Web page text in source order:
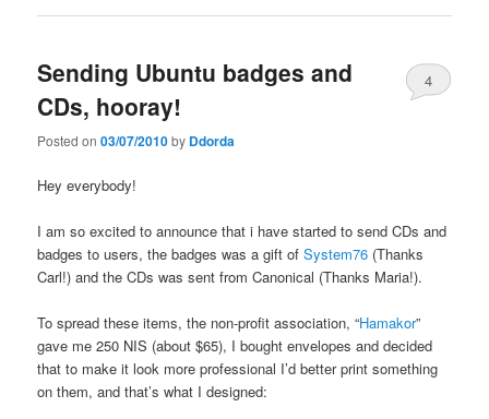
Sending Ubuntu badges and
CDs, hooray!
Posted on03/07/2010by Ddorda
4
Hey everybody!
I am so excited to announce that i have started to send CDs and
badges to users, the badges was a gift ofSystem76 (Thanks
Carl!) and the CDs was sent from Canonical (Thanks Maria!).
To spread these items, the non-profit association, “Hamakor”
gave me 250 NIS (about $65), I bought envelopes and decided
that to make it look more professional I’d better print something
on them, and that’s what I designed: